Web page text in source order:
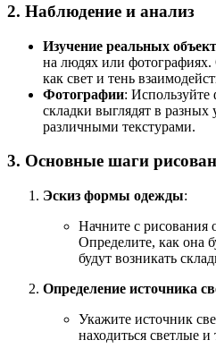
2. Наблюдение и анализ
Изучение реальных
на людях или
как свет и тень
Фотографии: Используйте
складки выглядят в
различными текстурами.
3. Основные шаги
Эскиз формы одежды:
Начните с рисования
Определите, как она
будут возникать
Определение источника
Укажите источник
находиться светлые